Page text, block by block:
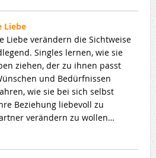
Liebe
Liebe verändern die Sichtweise
Singles lernen, wie sie
ziehen, der zu ihnen passt
und Bedürfnissen
wie sie bei sich selbst
Beziehung liebevoll zu
verändern zu wollen…